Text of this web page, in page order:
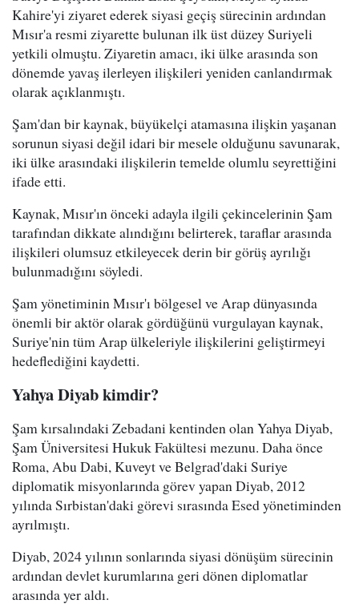
Kahire'yi ziyaret ederek siyasi geçiş sürecinin ardından
Mısır'a resmi ziyarette bulunan ilk üst düzey Suriyeli
yetkili olmuştu. Ziyaretin amacı, iki ülke arasında son
dönemde yavaş ilerleyen ilişkileri yeniden canlandırmak
olarak açıklanmıştı.
Şam'dan bir kaynak, büyükelçi atamasına ilişkin yaşanan
sorunun siyasi değil idari bir mesele olduğunu savunarak,
iki ülke arasındaki ilişkilerin temelde olumlu seyrettiğini
ifade etti.
Kaynak, Mısır'ın önceki adayla ilgili çekincelerinin Şam
tarafından dikkate alındığını belirterek, taraflar arasında
ilişkileri olumsuz etkileyecek derin bir görüş ayrılığı
bulunmadığını söyledi.
Şam yönetiminin Mısır'ı bölgesel ve Arap dünyasında
önemli bir aktör olarak gördüğünü vurgulayan kaynak,
Suriye'nin tüm Arap ülkeleriyle ilişkilerini geliştirmeyi
hedeflediğini kaydetti.
Yahya Diyab kimdir?
Şam kırsalındaki Zebadani kentinden olan Yahya Diyab,
Şam Üniversitesi Hukuk Fakültesi mezunu. Daha önce
Roma, Abu Dabi, Kuveyt ve Belgrad'daki Suriye
diplomatik misyonlarında görev yapan Diyab, 2012
yılında Sırbistan'daki görevi sırasında Esed yönetiminden
ayrılmıştı.
Diyab, 2024 yılının sonlarında siyasi dönüşüm sürecinin
ardından devlet kurumlarına geri dönen diplomatlar
arasında yer aldı.